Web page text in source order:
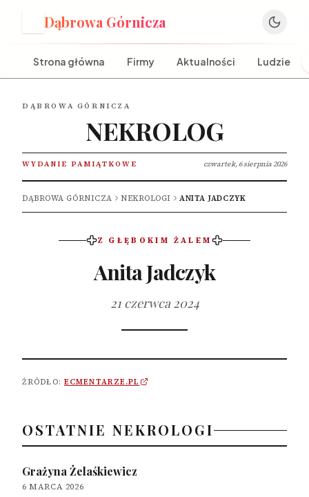
Dąbrowa Górnicza
Strona główna Firmy Aktualności Ludzie
DĄBROWA GÓRNICZA
NEKROLOG
WYDANIE PAMIĄTKOWE czwartek, 6 sierpnia 2026
DĄBROWA GÓRNICZA NEKROLOGI ANITA JADCZYK
Z GŁĘBOKIM ŻALEM
Anita Jadczyk
21 czerwca 2024
ŹRÓDŁO: ECMENTARZE.PL
OSTATNIE NEKROLOGI
Grażyna Żelaśkiewicz
6 MARCA 2026